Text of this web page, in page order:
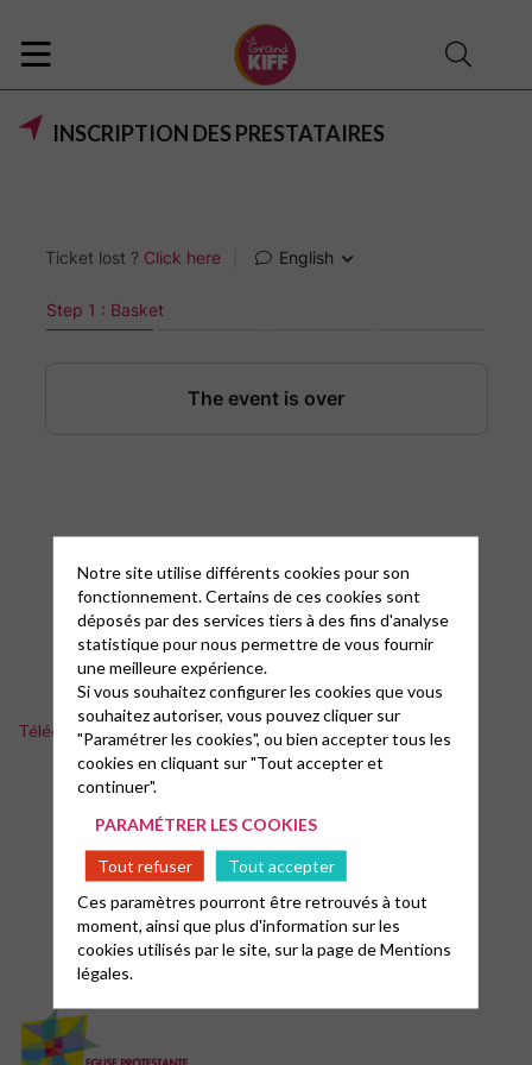
INSCRIPTION DES PRESTATAIRES
Téléchargement de la charte du bien kiffer ensemble
Notre site utilise différents cookies pour son
fonctionnement. Certains de ces cookies sont
déposés par des services tiers à des fins d'analyse
statistique pour nous permettre de vous fournir
une meilleure expérience.
Si vous souhaitez configurer les cookies que vous
souhaitez autoriser, vous pouvez cliquer sur
"Paramétrer les cookies", ou bien accepter tous les
cookies en cliquant sur "Tout accepter et
continuer".
PARAMÉTRER LES COOKIES
Tout refuser
Tout accepter
Ces paramètres pourront être retrouvés à tout
moment, ainsi que plus d'information sur les
cookies utilisés par le site, sur la page deMentions
légales.